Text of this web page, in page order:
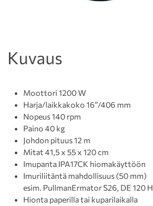
Kuvaus
Moottori 1200 W
Harja/laikkakoko 16”/406 mm
Nopeus 140 rpm
Paino 40 kg
Johdon pituus 12 m
Mitat 41,5 x 55 x 120 cm
Imupanta IPA17CK hiomakäyttöön
Imuriliitäntä mahdollisuus (50 mm)
esim. PullmanErmator S26, DE 120 H
Hionta paperilla tai kuparilaikalla